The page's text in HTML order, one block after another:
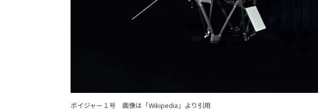
ボイジャー１号 画像は「Wikipedia 」より引用